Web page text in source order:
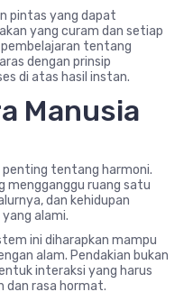
pintas yang dapat
yang curam dan setiap
tentang
dengan prinsip
di atas hasil instan.
Manusia
penting tentang harmoni.
mengganggu ruang satu
dan kehidupan
alami.
ini diharapkan mampu
alam. Pendakian bukan
interaksi yang harus
dan rasa hormat.